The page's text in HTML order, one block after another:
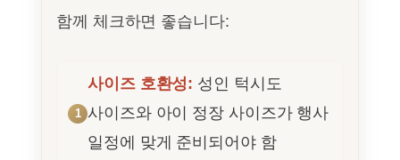
함께 체크하면 좋습니다:
사이즈 호환성: 성인 턱시도
사이즈와 아이 정장 사이즈가 행사
일정에 맞게 준비되어야 함